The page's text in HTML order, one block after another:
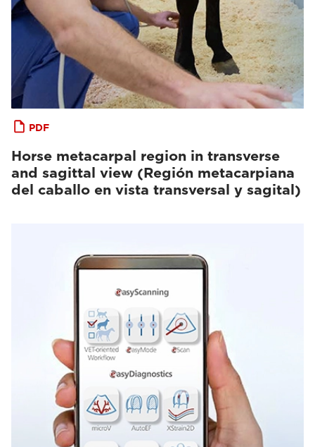
PDF
Horse metacarpal region in transverse
and sagittal view (Región metacarpiana
del caballo en vista transversal y sagital)